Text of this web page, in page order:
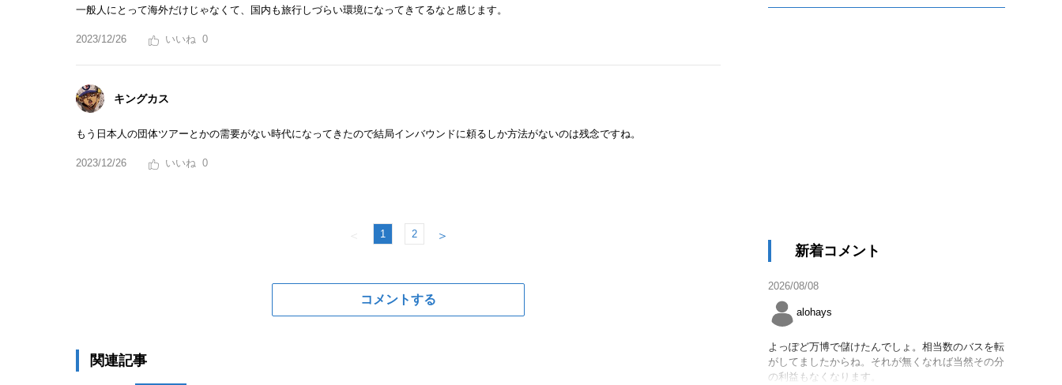
一般人にとって海外だけじゃなくて、国内も旅行しづらい環境になってきてるなと感じます。
2023/12/26 0
キングカス
もう日本人の団体ツアーとかの需要がない時代になってきたので結局インバウンドに頼るしか方法がないのは残念ですね。
2023/12/26 0
＜ 1 2 ＞
コメントする
関連記事
新着コメント
2026/08/08
alohays
よっぽど万博で儲けたんでしょ。相当数のバスを転
がしてましたからね。それが無くなれば当然その分
の利益もなくなります。